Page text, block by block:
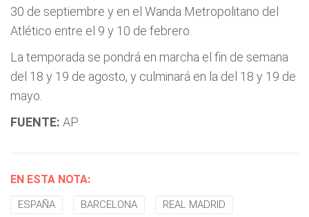
30 de septiembre y en el Wanda Metropolitano del
Atlético entre el 9 y 10 de febrero.
La temporada se pondrá en marcha el fin de semana
del 18 y 19 de agosto, y culminará en la del 18 y 19 de
mayo.
FUENTE: AP
EN ESTA NOTA:
ESPAÑA BARCELONA REAL MADRID